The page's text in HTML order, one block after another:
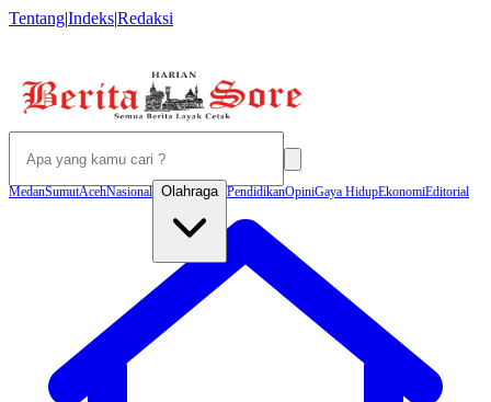
Tentang|Indeks|Redaksi
MedanSumutAcehNasional Olahraga PendidikanOpiniGaya HidupEkonomiEditorial